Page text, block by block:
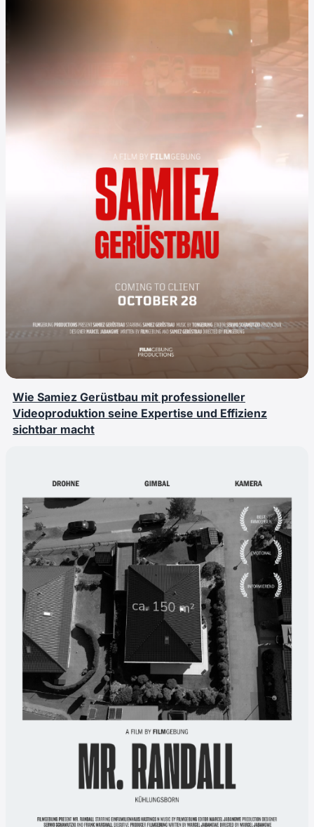
Wie Samiez Gerüstbau mit professioneller
Videoproduktion seine Expertise und Effizienz
sichtbar macht